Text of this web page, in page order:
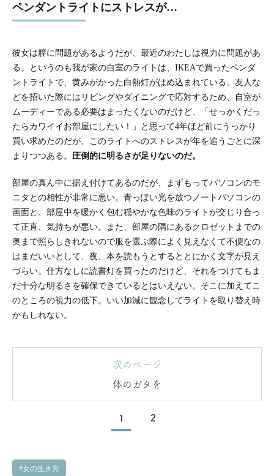
ペンダントライトにストレスが…
彼女は膣に問題があるようだが、最近のわたしは視力に問題があ
る。というのも我が家の自室のライトは、IKEAで買ったペンダ
ントライトで、黄みがかった白熱灯がはめ込まれている。友人な
どを招いた際にはリビングやダイニングで応対するため、自室が
ムーディーである必要はまったくないのだけど、「せっかくだっ
たらカワイイお部屋にしたい！」と思って4年ほど前にうっかり
買い求めたのだが、このライトへのストレスが年を追うごとに深
まりつつある。 圧倒的に明るさが足りないのだ。
部屋の真ん中に据え付けてあるのだが、まずもってパソコンのモ
ニタとの相性が非常に悪い。青っぽい光を放つノートパソコンの
画面と、部屋中を暖かく包む穏やかな色味のライトが交じり合っ
て正直、気持ちが悪い。また、部屋の隅にあるクロゼットまでの
奥まで照らしきれないので服を選ぶ際によく見えなくて不便なの
はまだいいとして、夜、本を読もうとするととにかく文字が見え
づらい。仕方なしに読書灯を買ったのだけど、それをつけてもま
だ十分な明るさを確保できているとはいえない。そこに加えてこ
のところの視力の低下。いい加減に観念してライトを取り替え時
かもしれない。
次のページ
体のガタを
1 2
女の生き方